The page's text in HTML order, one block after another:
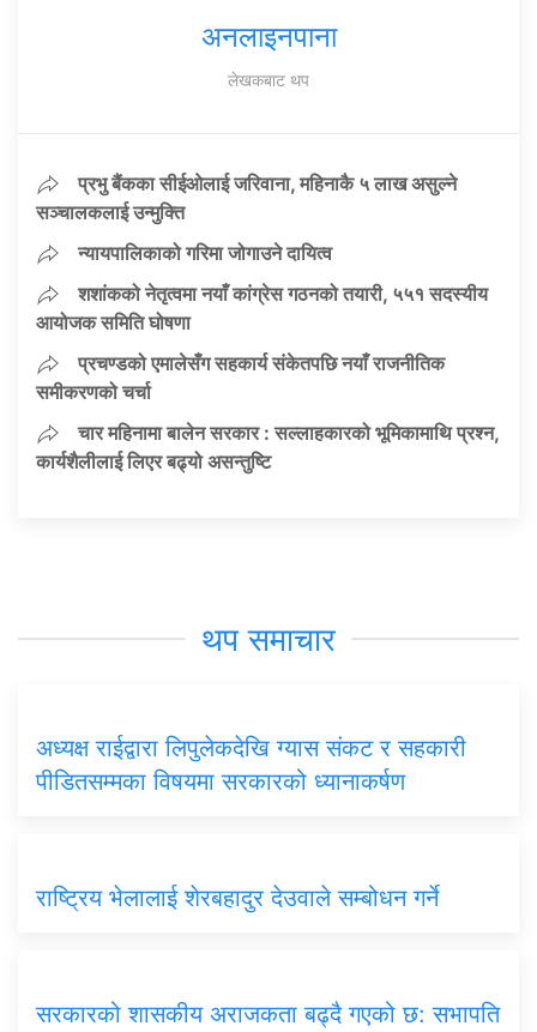
अनलाइनपाना
लेखकबाट थप
प्रभु बैंकका सीईओलाई जरिवाना, महिनाकै ५ लाख असुल्ने
सञ्चालकलाई उन्मुक्ति
न्यायपालिकाको गरिमा जोगाउने दायित्व
शशांकको नेतृत्वमा नयाँ कांग्रेस गठनको तयारी, ५५१ सदस्यीय
आयोजक समिति घोषणा
प्रचण्डको एमालेसँग सहकार्य संकेतपछि नयाँ राजनीतिक
समीकरणको चर्चा
चार महिनामा बालेन सरकार : सल्लाहकारको भूमिकामाथि प्रश्न,
कार्यशैलीलाई लिएर बढ्यो असन्तुष्टि
थप समाचार
अध्यक्ष राईद्वारा लिपुलेकदेखि ग्यास संकट र सहकारी
पीडितसम्मका विषयमा सरकारको ध्यानाकर्षण
राष्ट्रिय भेलालाई शेरबहादुर देउवाले सम्बोधन गर्ने
सरकारको शासकीय अराजकता बढ्दै गएको छ: सभापति